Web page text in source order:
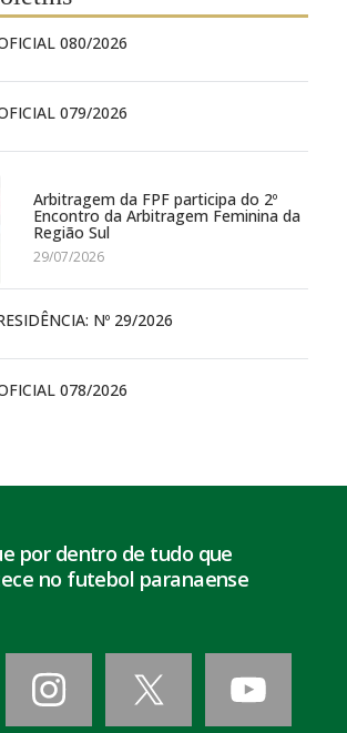
080/2026
079/2026
Arbitragem da FPF participa do 2º
Encontro da Arbitragem Feminina da
Região Sul
29/07/2026
Nº 29/2026
078/2026
por dentro de tudo que
no futebol paranaense